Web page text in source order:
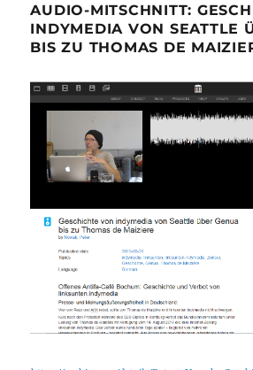
AUDIO-MITSCHNITT:
INDYMEDIA VON SEATTLE
BIS ZU THOMAS DE